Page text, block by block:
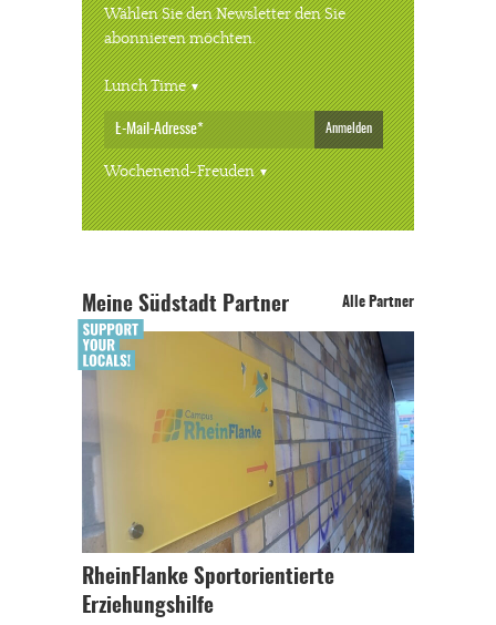
Wählen Sie den Newsletter den Sie
abonnieren möchten.
Lunch Time
Anmelden
Wochenend-Freuden
Meine Südstadt Partner Alle Partner
RheinFlanke Sportorientierte
Erziehungshilfe